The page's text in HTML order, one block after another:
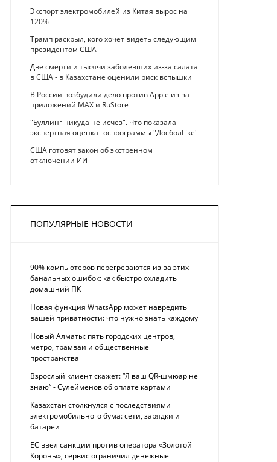
Экспорт электромобилей из Китая вырос на
120%
Трамп раскрыл, кого хочет видеть следующим
президентом США
Две смерти и тысячи заболевших из-за салата
в США - в Казахстане оценили риск вспышки
В России возбудили дело против Apple из-за
приложений MAX и RuStore
"Буллинг никуда не исчез". Что показала
экспертная оценка госпрограммы "ДосболLike"
США готовят закон об экстренном
отключении ИИ
ПОПУЛЯРНЫЕ НОВОСТИ
90% компьютеров перегреваются из-за этих
банальных ошибок: как быстро охладить
домашний ПК
Новая функция WhatsApp может навредить
вашей приватности: что нужно знать каждому
Новый Алматы: пять городских центров,
метро, трамваи и общественные
пространства
Взрослый клиент скажет: “Я ваш QR-шмюар не
знаю“ - Сулейменов об оплате картами
Казахстан столкнулся с последствиями
электромобильного бума: сети, зарядки и
батареи
ЕС ввел санкции против оператора «Золотой
Короны», сервис ограничил денежные